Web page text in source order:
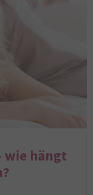
wie hängt